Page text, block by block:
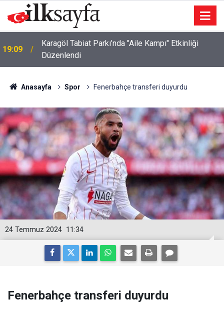
19:09
Karagöl Tabiat Parkı’nda "Aile Kampı" Etkinliği
Düzenlendi
Anasayfa Spor Fenerbahçe transferi duyurdu
11:34
24 Temmuz 2024
Fenerbahçe transferi duyurdu